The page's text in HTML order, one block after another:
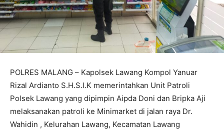
POLRES MALANG – Kapolsek Lawang Kompol Yanuar
Rizal Ardianto S.H.S.I.K memerintahkan Unit Patroli
Polsek Lawang yang dipimpin Aipda Doni dan Bripka Aji
melaksanakan patroli ke Minimarket di jalan raya Dr.
Wahidin , Kelurahan Lawang, Kecamatan Lawang